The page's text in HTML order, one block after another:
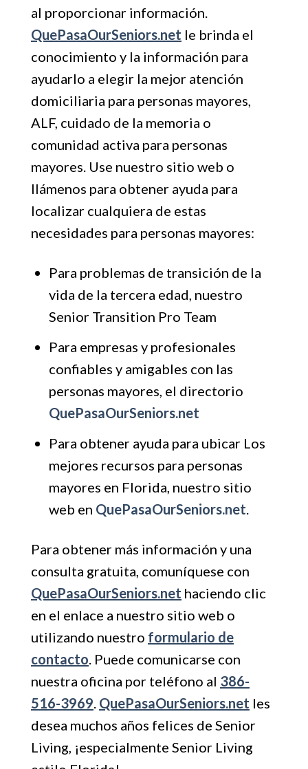
al proporcionar información.
QuePasaOurSeniors.net le brinda el
conocimiento y la información para
ayudarlo a elegir la mejor atención
domiciliaria para personas mayores,
ALF, cuidado de la memoria o
comunidad activa para personas
mayores. Use nuestro sitio web o
llámenos para obtener ayuda para
localizar cualquiera de estas
necesidades para personas mayores:
Para problemas de transición de la
vida de la tercera edad, nuestro
Senior Transition Pro Team
Para empresas y profesionales
confiables y amigables con las
personas mayores, el directorio
QuePasaOurSeniors.net
Para obtener ayuda para ubicar Los
mejores recursos para personas
mayores en Florida, nuestro sitio
web en QuePasaOurSeniors.net.
Para obtener más información y una
consulta gratuita, comuníquese con
QuePasaOurSeniors.net haciendo clic
en el enlace a nuestro sitio web o
utilizando nuestro formulario de
contacto. Puede comunicarse con
nuestra oficina por teléfono al 386-
516-3969. QuePasaOurSeniors.net les
desea muchos años felices de Senior
Living, ¡especialmente Senior Living